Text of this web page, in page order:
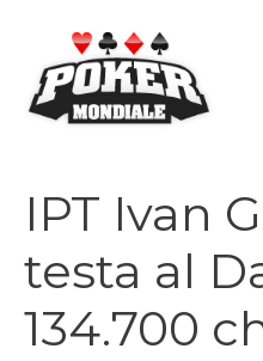
contenuto
IPT Ivan
testa al
134.700